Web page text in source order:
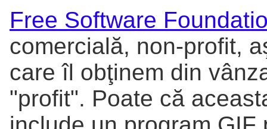
Free Software
comercială, non-profit,
care îl obţinem din
"profit". Poate că